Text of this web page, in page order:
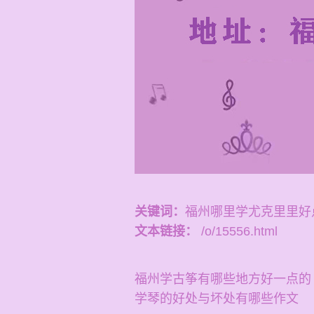
关键词： 福州哪里学尤克里里
文本链接：
/o/15556.html
福州学古筝有哪些地方好一点的
学琴的好处与坏处有哪些作文